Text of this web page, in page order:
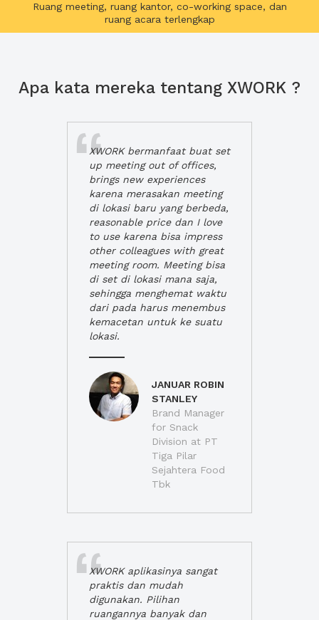
Ruang meeting, ruang kantor, co-working space, dan
ruang acara terlengkap
Apa kata mereka tentang XWORK ?
XWORK bermanfaat buat set
up meeting out of offices,
brings new experiences
karena merasakan meeting
di lokasi baru yang berbeda,
reasonable price dan I love
to use karena bisa impress
other colleagues with great
meeting room. Meeting bisa
di set di lokasi mana saja,
sehingga menghemat waktu
dari pada harus menembus
kemacetan untuk ke suatu
lokasi.
JANUAR ROBIN
STANLEY
Brand Manager
for Snack
Division at PT
Tiga Pilar
Sejahtera Food
Tbk
XWORK aplikasinya sangat
praktis dan mudah
digunakan. Pilihan
ruangannya banyak dan